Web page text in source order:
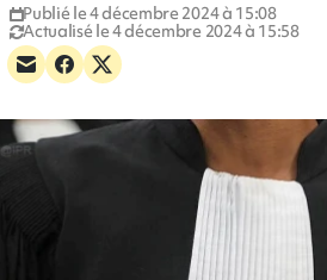
Publié le 4 décembre 2024 à 15:08
Actualisé le 4 décembre 2024 à 15:58